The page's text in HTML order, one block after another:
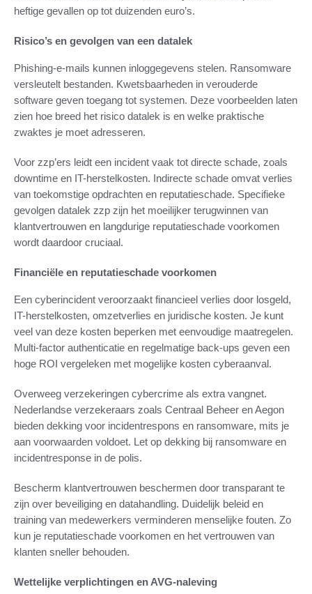
heftige gevallen op tot duizenden euro’s.
Risico’s en gevolgen van een datalek
Phishing-e-mails kunnen inloggegevens stelen. Ransomware
versleutelt bestanden. Kwetsbaarheden in verouderde
software geven toegang tot systemen. Deze voorbeelden laten
zien hoe breed het risico datalek is en welke praktische
zwaktes je moet adresseren.
Voor zzp’ers leidt een incident vaak tot directe schade, zoals
downtime en IT-herstelkosten. Indirecte schade omvat verlies
van toekomstige opdrachten en reputatieschade. Specifieke
gevolgen datalek zzp zijn het moeilijker terugwinnen van
klantvertrouwen en langdurige reputatieschade voorkomen
wordt daardoor cruciaal.
Financiële en reputatieschade voorkomen
Een cyberincident veroorzaakt financieel verlies door losgeld,
IT-herstelkosten, omzetverlies en juridische kosten. Je kunt
veel van deze kosten beperken met eenvoudige maatregelen.
Multi-factor authenticatie en regelmatige back-ups geven een
hoge ROI vergeleken met mogelijke kosten cyberaanval.
Overweeg verzekeringen cybercrime als extra vangnet.
Nederlandse verzekeraars zoals Centraal Beheer en Aegon
bieden dekking voor incidentrespons en ransomware, mits je
aan voorwaarden voldoet. Let op dekking bij ransomware en
incidentresponse in de polis.
Bescherm klantvertrouwen beschermen door transparant te
zijn over beveiliging en datahandling. Duidelijk beleid en
training van medewerkers verminderen menselijke fouten. Zo
kun je reputatieschade voorkomen en het vertrouwen van
klanten sneller behouden.
Wettelijke verplichtingen en AVG-naleving